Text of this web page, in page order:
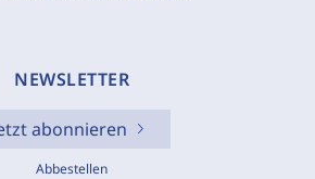
NEWSLETTER
abonnieren
Abbestellen